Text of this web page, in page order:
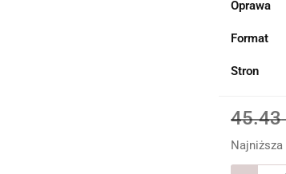
Oprawa
Format
Stron
45.43